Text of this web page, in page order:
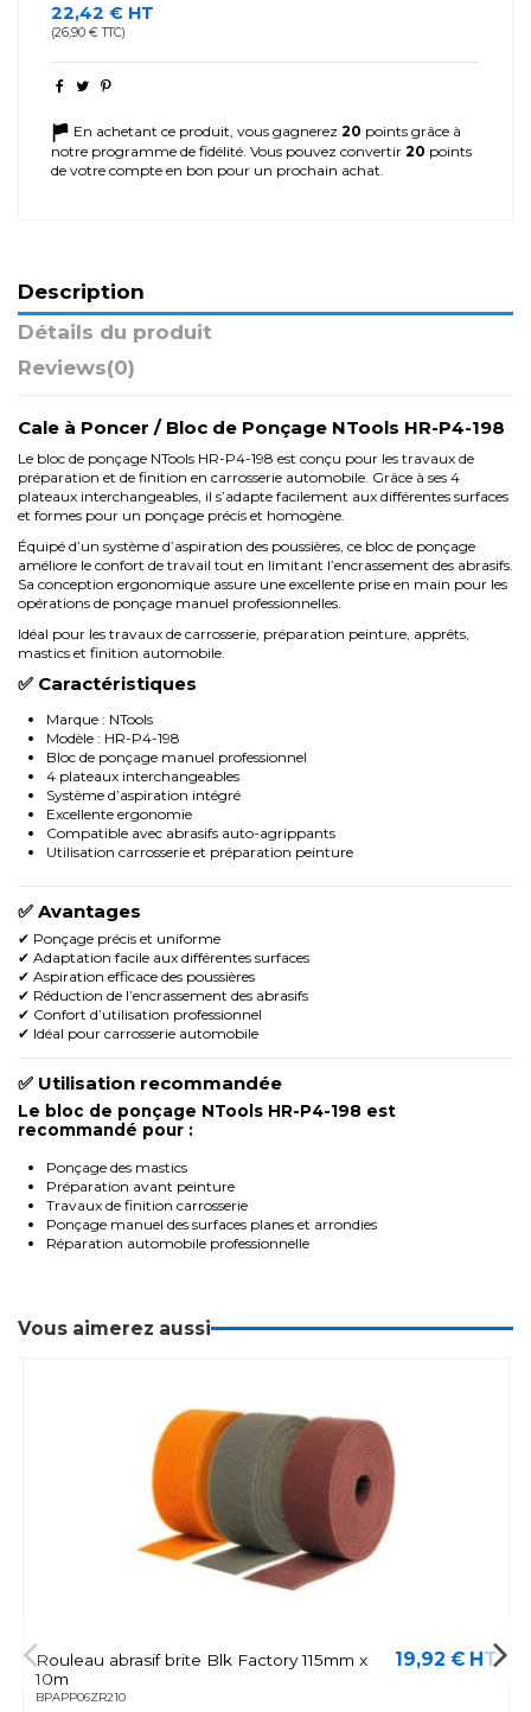
22,42 € HT
(26,90 € TTC)
En achetant ce produit, vous gagnerez 20 points grâce à
notre programme de fidélité. Vous pouvez convertir 20 points
de votre compte en bon pour un prochain achat.
Description
Détails du produit
Reviews(0)
Cale à Poncer / Bloc de Ponçage NTools HR-P4-198
Le bloc de ponçage NTools HR-P4-198 est conçu pour les travaux de
préparation et de finition en carrosserie automobile. Grâce à ses 4
plateaux interchangeables, il s’adapte facilement aux différentes surfaces
et formes pour un ponçage précis et homogène.
Équipé d’un système d’aspiration des poussières, ce bloc de ponçage
améliore le confort de travail tout en limitant l’encrassement des abrasifs.
Sa conception ergonomique assure une excellente prise en main pour les
opérations de ponçage manuel professionnelles.
Idéal pour les travaux de carrosserie, préparation peinture, apprêts,
mastics et finition automobile.
✅ Caractéristiques
Marque : NTools
Modèle : HR-P4-198
Bloc de ponçage manuel professionnel
4 plateaux interchangeables
Système d’aspiration intégré
Excellente ergonomie
Compatible avec abrasifs auto-agrippants
Utilisation carrosserie et préparation peinture
✅ Avantages
✔ Ponçage précis et uniforme
✔ Adaptation facile aux différentes surfaces
✔ Aspiration efficace des poussières
✔ Réduction de l’encrassement des abrasifs
✔ Confort d’utilisation professionnel
✔ Idéal pour carrosserie automobile
✅ Utilisation recommandée
Le bloc de ponçage NTools HR-P4-198 est
recommandé pour :
Ponçage des mastics
Préparation avant peinture
Travaux de finition carrosserie
Ponçage manuel des surfaces planes et arrondies
Réparation automobile professionnelle
Vous aimerez aussi
Rouleau abrasif brite Blk Factory 115mm x
10m
BPAPP06ZR210
19,92 € HT